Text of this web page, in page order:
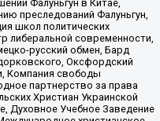
Фалуньгун в Китае,
преследований Фалуньгун,
школ политических
либеральной современности,
русский обмен, Бард
Оксфордский
Компания свободы
партнерство за права
Христиан Украинской
Духовное Учебное Заведение